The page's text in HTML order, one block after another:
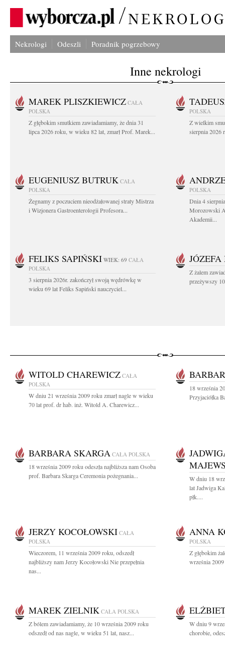
Nekrologi Odeszli Poradnik pogrzebowy
Inne nekrologi
MAREK PLISZKIEWICZ CAŁA
POLSKA
Z głębokim smutkiem zawiadamiamy, że dnia 31
lipca 2026 roku, w wieku 82 lat, zmarł Prof. Marek...
POLSKA
Z wielkim
sierpnia 2026
EUGENIUSZ BUTRUK CAŁA
POLSKA
Żegnamy z poczuciem nieodżałowanej straty Mistrza
i Wizjonera Gastroenterologii Profesora...
POLSKA
Dnia 4
Morozowski
Akademii...
FELIKS SAPIŃSKI WIEK: 69 CAŁA
POLSKA
3 sierpnia 2026r. zakończył swoją wędrówkę w
wieku 69 lat Feliks Sapiński nauczyciel...
Z żalem
przeżywszy
WITOLD CHAREWICZ CAŁA
POLSKA
W dniu 21 września 2009 roku zmarł nagle w wieku
70 lat prof. dr hab. inż. Witold A. Charewicz...
18 września
Przyjaciółka
BARBARA SKARGA CAŁA POLSKA
18 września 2009 roku odeszła najbliższa nam Osoba
prof. Barbara Skarga Ceremonia pożegnania...
W dniu 18
lat Jadwiga
płk....
JERZY KOCOŁOWSKI CAŁA
POLSKA
Wieczorem, 11 września 2009 roku, odszedł
najbliższy nam Jerzy Kocołowski Nie przepełnia
nas...
ANNA
POLSKA
Z głębokim
września
MAREK ZIELNIK CAŁA POLSKA
Z bólem zawiadamiamy, że 10 września 2009 roku
odszedł od nas nagle, w wieku 51 lat, nasz...
W dniu 9
chorobie,